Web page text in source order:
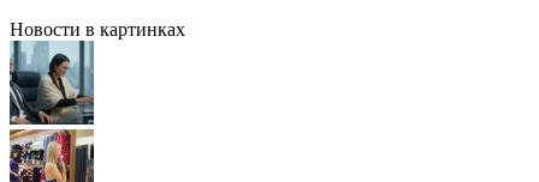
Новости в картинках